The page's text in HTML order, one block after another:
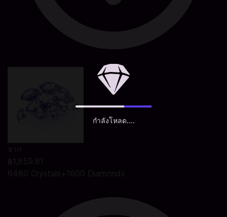
กำลังโหลด....
จาก
฿1,859.81
6480 Crystals+1600 Diamonds